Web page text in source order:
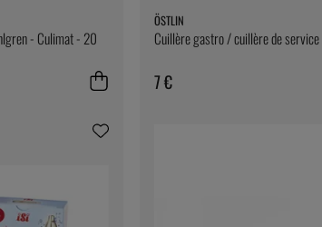
- Culimat - 20
ÖSTLIN
Cuillère gastro / cuillère de service
7 €